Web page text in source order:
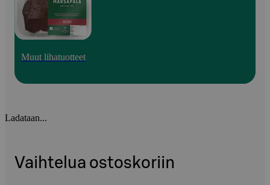
Muut lihatuotteet
Ladataan...
Vaihtelua ostoskoriin